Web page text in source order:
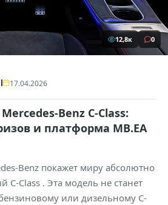
12,8к 0
17.04.2026
Benz C-Class:
и платформа MB.EA
Benz покажет миру абсолютно
C-Class . Эта модель не станет
или дизельному C-